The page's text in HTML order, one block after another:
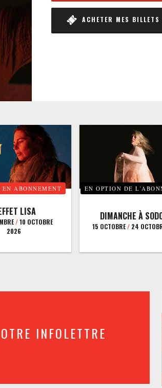
ACHETER MES BILLETS
EN ABONNEMENT
LISA
/10 OCTOBRE
2026
EN OPTION DE
DIMANCHE À
15 OCTOBRE/24
INFOLETTRE